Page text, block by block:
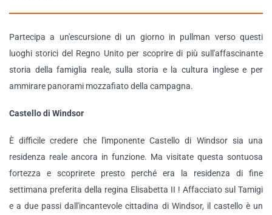
Partecipa a un'escursione di un giorno in pullman verso questi
luoghi storici del Regno Unito per scoprire di più sull'affascinante
storia della famiglia reale, sulla storia e la cultura inglese e per
ammirare panorami mozzafiato della campagna.
Castello di Windsor
È difficile credere che l'imponente Castello di Windsor sia una
residenza reale ancora in funzione. Ma visitate questa sontuosa
fortezza e scoprirete presto perché era la residenza di fine
settimana preferita della regina Elisabetta II ! Affacciato sul Tamigi
e a due passi dall'incantevole cittadina di Windsor, il castello è un